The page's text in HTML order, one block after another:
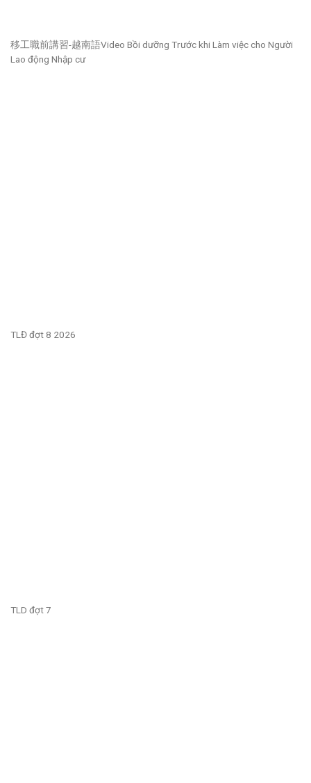
移工職前講習-越南語Video Bồi dưỡng Trước khi Làm việc cho Người
Lao động Nhập cư
TLĐ đợt 8 2026
TLD đợt 7